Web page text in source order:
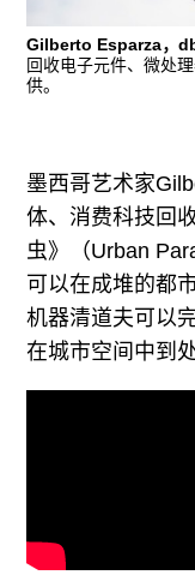
联系我们
Gilberto Esparza，
回收电子元件、微处
供。
墨西哥艺术家
体、消费科技回
虫》（Urban
可以在成堆的都
机器清道夫可以
在城市空间中到